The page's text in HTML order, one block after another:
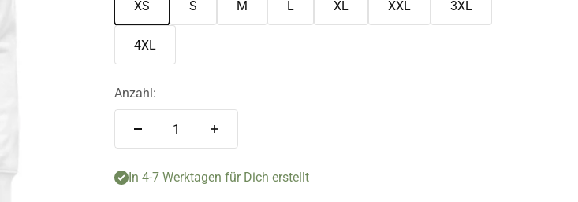
XS S M L XL XXL 3XL
4XL
Anzahl:
In 4-7 Werktagen für Dich erstellt